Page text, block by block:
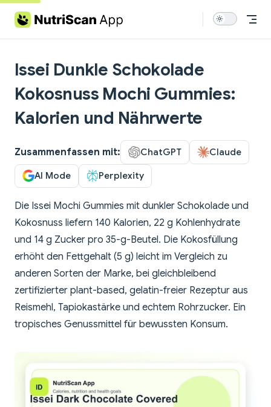
Skip to content
Issei Dunkle Schokolade
Kokosnuss Mochi Gummies:
Kalorien und Nährwerte
Zusammenfassen mit: ChatGPT Claude
AI Mode Perplexity
Die Issei Mochi Gummies mit dunkler Schokolade und
Kokosnuss liefern 140 Kalorien, 22 g Kohlenhydrate
und 14 g Zucker pro 35-g-Beutel. Die Kokosfüllung
erhöht den Fettgehalt (5 g) leicht im Vergleich zu
anderen Sorten der Marke, bei gleichbleibend
zertifizierter plant-based, gelatin-freier Rezeptur aus
Reismehl, Tapiokastärke und echtem Rohrzucker. Ein
tropisches Genussmittel für bewussten Konsum.